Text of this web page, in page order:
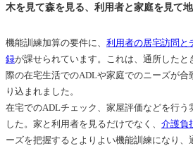
木を見て森を見る、利用者と家庭を見て
機能訓練加算の要件に、 利用者の居宅訪問と
録が課せられています。これは、通所した
際の在宅生活でのADLや家庭でのニーズが合
り込まれました。
在宅でのADLチェック、家屋評価などを行う
した。家と利用者を見るだけでなく、 介護負
ーズを把握するとよりよい機能訓練になり